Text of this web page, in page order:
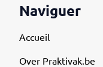
Naviguer
Accueil
Over Praktivak.be